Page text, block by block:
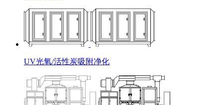
UV光氧/活性炭吸附净化